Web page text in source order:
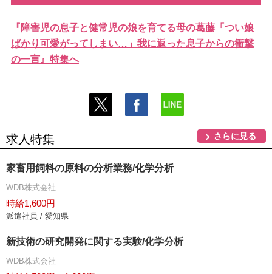
『障害児の息子と健常児の娘を育てる母の葛藤「つい娘
ばかり可愛がってしまい…」我に返った息子からの衝撃
の一言』特集へ
求人特集 さらに見る
家畜用飼料の原料の分析業務/化学分析
WDB株式会社
時給1,600円
派遣社員 / 愛知県
新技術の研究開発に関する実験/化学分析
WDB株式会社